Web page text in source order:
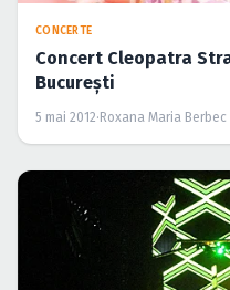
CONCERTE
Concert Cleopatra
Bucureşti
5 mai 2012·Roxana Maria Berbec